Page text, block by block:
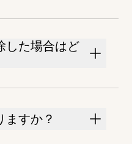
した場合はど
ますか？